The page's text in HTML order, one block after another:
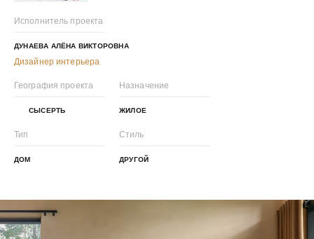
Исполнитель проекта
ДУНАЕВА АЛЁНА ВИКТОРОВНА
Дизайнер интерьера
География проекта
СЫСЕРТЬ
Назначение
ЖИЛОЕ
Тип
ДОМ
Стиль
ДРУГОЙ